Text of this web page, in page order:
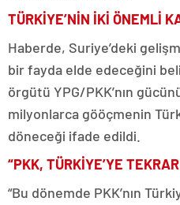
TÜRKİYE’NİN İKİ ÖNEMLİ
Haberde, Suriye’deki
bir fayda elde edeceğini
örgütü YPG/PKK’nın
milyonlarca gööçmenin
döneceği ifade edildi.
“PKK, TÜRKİYE’YE
“Bu dönemde PKK’nın